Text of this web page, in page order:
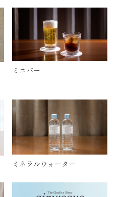
ミニバー
ミネラルウォーター